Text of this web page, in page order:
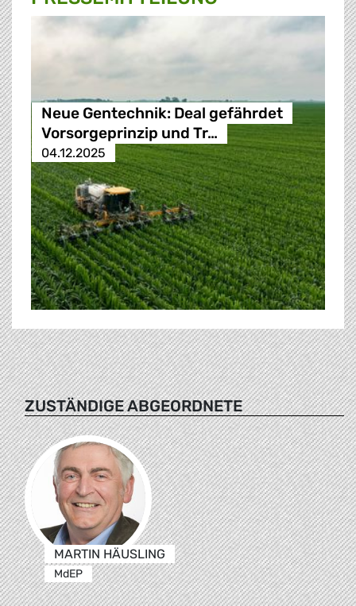
Neue Gentechnik: Deal gefährdet
Vorsorgeprinzip und Tr…
04.12.2025
ZUSTÄNDIGE ABGEORDNETE
MARTIN HÄUSLING
MdEP